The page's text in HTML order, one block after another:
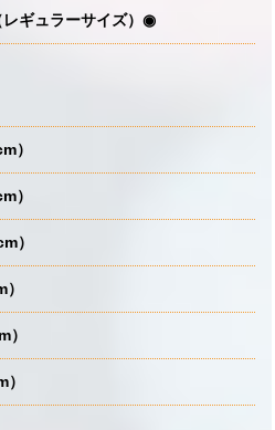
ギュラーサイズ）◉
）
）
）